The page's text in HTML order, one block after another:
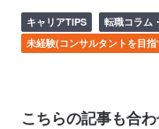
キャリアTIPS 転職コラム
未経験(コンサルタントを目
こちらの記事も合